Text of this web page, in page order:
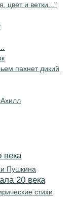
цвет и ветки..."
пахнет дикий
века
Пушкина
20 века
стихи